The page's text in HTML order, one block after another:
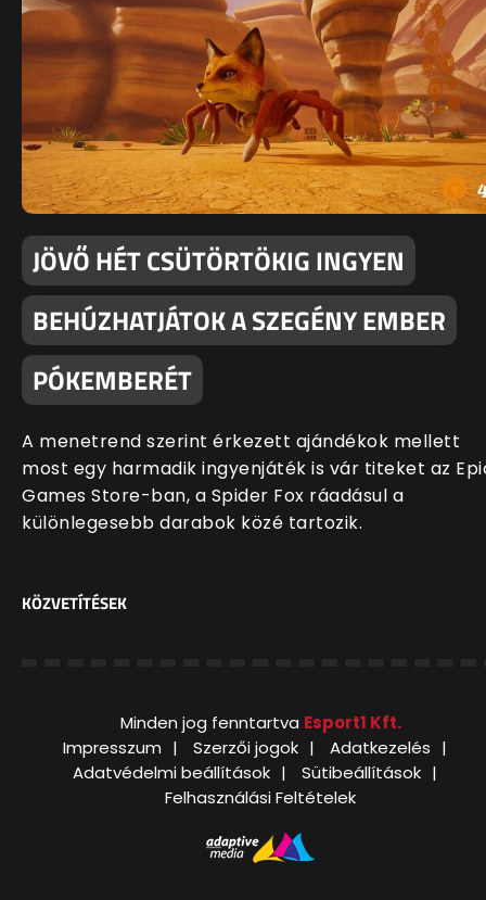
JÖVŐ HÉT CSÜTÖRTÖKIG INGYEN
BEHÚZHATJÁTOK A SZEGÉNY EMBER
PÓKEMBERÉT
A menetrend szerint érkezett ajándékok mellett
most egy harmadik ingyenjáték is vár titeket az
Games Store-ban, a Spider Fox ráadásul a
különlegesebb darabok közé tartozik.
KÖZVETÍTÉSEK
Minden jog fenntartva Esport1 Kft.
Impresszum
Szerzői jogok
Adatkezelés
Adatvédelmi beállítások
Sütibeállítások
Felhasználási Feltételek